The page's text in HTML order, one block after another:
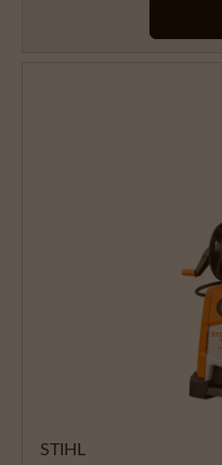
STIHL